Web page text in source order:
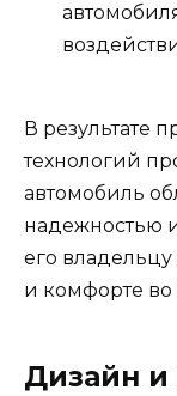
В результате
технологий
автомобиль
надежностью
его
и комфорте
Дизайн